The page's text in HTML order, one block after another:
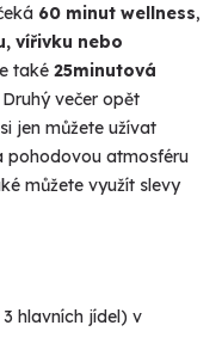
60 minut wellness,
vířivku nebo
také 25minutová
večer opět
jen můžete užívat
pohodovou atmosféru
můžete využít slevy
hlavních jídel) v